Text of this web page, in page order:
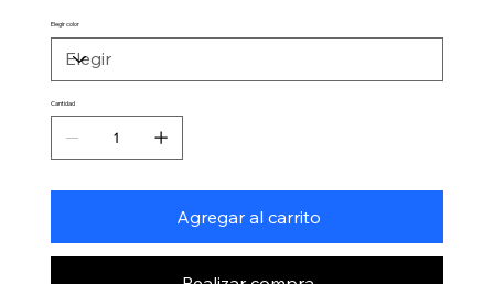
Elegir color
Cantidad
Agregar al carrito